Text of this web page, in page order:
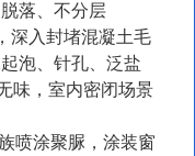
落、不分层
深入封堵混凝土毛
泡、针孔、泛盐
味，室内密闭场景
喷涂聚脲，涂装窗